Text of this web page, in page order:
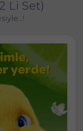
Li Set)